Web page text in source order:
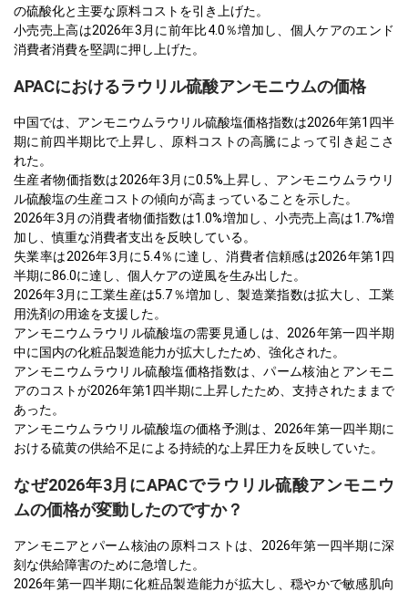
の硫酸化と主要な原料コストを引き上げた。
小売売上高は2026年3月に前年比4.0％増加し、個人ケアのエンド
消費者消費を堅調に押し上げた。
APACにおけるラウリル硫酸アンモニウムの価格
中国では、アンモニウムラウリル硫酸塩価格指数は2026年第1四半
期に前四半期比で上昇し、原料コストの高騰によって引き起こさ
れた。
生産者物価指数は2026年3月に0.5%上昇し、アンモニウムラウリ
ル硫酸塩の生産コストの傾向が高まっていることを示した。
2026年3月の消費者物価指数は1.0%増加し、小売売上高は1.7%増
加し、慎重な消費者支出を反映している。
失業率は2026年3月に5.4％に達し、消費者信頼感は2026年第1四
半期に86.0に達し、個人ケアの逆風を生み出した。
2026年3月に工業生産は5.7％増加し、製造業指数は拡大し、工業
用洗剤の用途を支援した。
アンモニウムラウリル硫酸塩の需要見通しは、2026年第一四半期
中に国内の化粧品製造能力が拡大したため、強化された。
アンモニウムラウリル硫酸塩価格指数は、パーム核油とアンモニ
アのコストが2026年第1四半期に上昇したため、支持されたままで
あった。
アンモニウムラウリル硫酸塩の価格予測は、2026年第一四半期に
おける硫黄の供給不足による持続的な上昇圧力を反映していた。
なぜ2026年3月にAPACでラウリル硫酸アンモニウ
ムの価格が変動したのですか？
アンモニアとパーム核油の原料コストは、2026年第一四半期に深
刻な供給障害のために急増した。
2026年第一四半期に化粧品製造能力が拡大し、穏やかで敏感肌向